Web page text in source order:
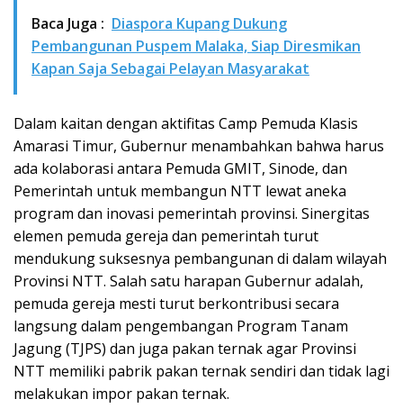
Baca Juga : Diaspora Kupang Dukung
Pembangunan Puspem Malaka, Siap Diresmikan
Kapan Saja Sebagai Pelayan Masyarakat
Dalam kaitan dengan aktifitas Camp Pemuda Klasis
Amarasi Timur, Gubernur menambahkan bahwa harus
ada kolaborasi antara Pemuda GMIT, Sinode, dan
Pemerintah untuk membangun NTT lewat aneka
program dan inovasi pemerintah provinsi. Sinergitas
elemen pemuda gereja dan pemerintah turut
mendukung suksesnya pembangunan di dalam wilayah
Provinsi NTT. Salah satu harapan Gubernur adalah,
pemuda gereja mesti turut berkontribusi secara
langsung dalam pengembangan Program Tanam
Jagung (TJPS) dan juga pakan ternak agar Provinsi
NTT memiliki pabrik pakan ternak sendiri dan tidak lagi
melakukan impor pakan ternak.